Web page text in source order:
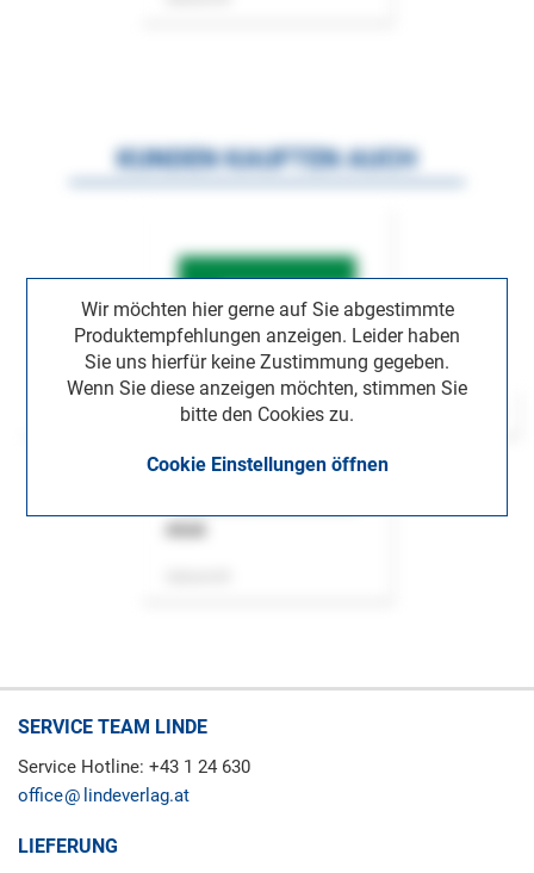
Wir möchten hier gerne auf Sie abgestimmte
Produktempfehlungen anzeigen. Leider haben
Sie uns hierfür keine Zustimmung gegeben.
Wenn Sie diese anzeigen möchten, stimmen Sie
bitte den Cookies zu.
Cookie Einstellungen öffnen
KUNDEN KAUFTEN AUCH
SERVICE TEAM LINDE
Service Hotline: +43 1 24 630
office
lindeverlag.at
LIEFERUNG